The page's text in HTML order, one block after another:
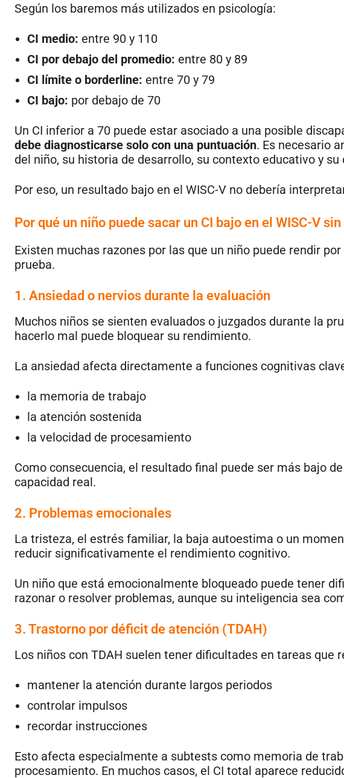
Según los baremos más utilizados en psicología:
CI medio: entre 90 y 110
CI por debajo del promedio: entre 80 y 89
CI límite o borderline: entre 70 y 79
CI bajo: por debajo de 70
Un CI inferior a 70 puede estar asociado a una posible
debe diagnosticarse solo con una puntuación. Es necesario
del niño, su historia de desarrollo, su contexto educativo y
Por eso, un resultado bajo en el WISC-V no debería
Por qué un niño puede sacar un CI bajo en el WISC-V
Existen muchas razones por las que un niño puede rendir
prueba.
1. Ansiedad o nervios durante la evaluación
Muchos niños se sienten evaluados o juzgados durante la
hacerlo mal puede bloquear su rendimiento.
La ansiedad afecta directamente a funciones cognitivas
la memoria de trabajo
la atención sostenida
la velocidad de procesamiento
Como consecuencia, el resultado final puede ser más bajo
capacidad real.
2. Problemas emocionales
La tristeza, el estrés familiar, la baja autoestima o un
reducir significativamente el rendimiento cognitivo.
Un niño que está emocionalmente bloqueado puede tener
razonar o resolver problemas, aunque su inteligencia sea
3. Trastorno por déficit de atención (TDAH)
Los niños con TDAH suelen tener dificultades en tareas que
mantener la atención durante largos periodos
controlar impulsos
recordar instrucciones
Esto afecta especialmente a subtests como memoria de
procesamiento. En muchos casos, el CI total aparece